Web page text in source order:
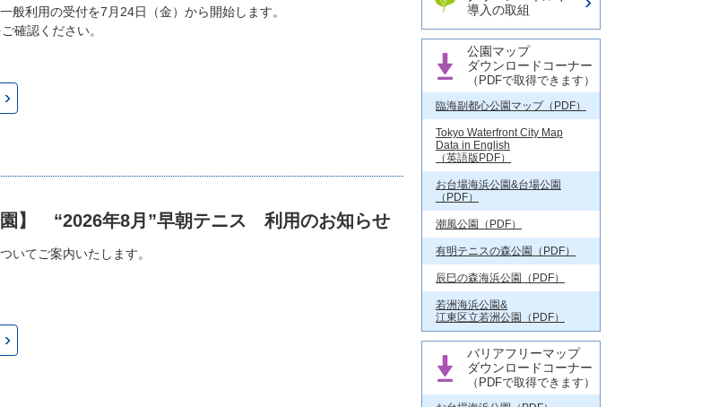
般利用の受付を7月24日（金）から開始します。
確認ください。
園】 “2026年8月”早朝テニス 利用のお知らせ
いてご案内いたします。
導入の取組
公園マップ
ダウンロードコーナー
（PDFで取得できます）
臨海副都心公園マップ（PDF）
Tokyo Waterfront City Map
Data in English
（英語版PDF）
お台場海浜公園&台場公園
（PDF）
潮風公園（PDF）
有明テニスの森公園（PDF）
辰巳の森海浜公園（PDF）
若洲海浜公園&
江東区立若洲公園（PDF）
バリアフリーマップ
ダウンロードコーナー
（PDFで取得できます）